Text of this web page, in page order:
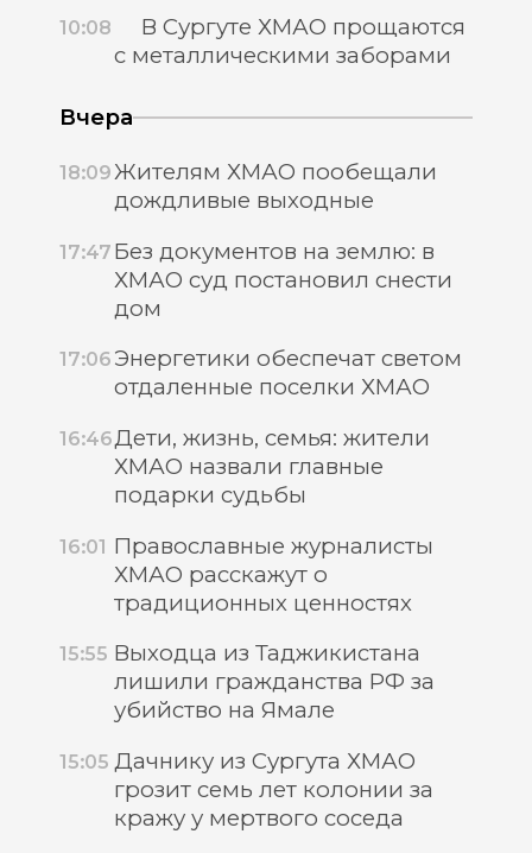
10:08
В Сургуте ХМАО прощаются
с металлическими заборами
Вчера
18:09Жителям ХМАО пообещали
дождливые выходные
17:47 Без документов на землю: в
ХМАО суд постановил снести
дом
17:06 Энергетики обеспечат светом
отдаленные поселки ХМАО
16:46Дети, жизнь, семья: жители
ХМАО назвали главные
подарки судьбы
16:01 Православные журналисты
ХМАО расскажут о
традиционных ценностях
15:55 Выходца из Таджикистана
лишили гражданства РФ за
убийство на Ямале
15:05 Дачнику из Сургута ХМАО
грозит семь лет колонии за
кражу у мертвого соседа